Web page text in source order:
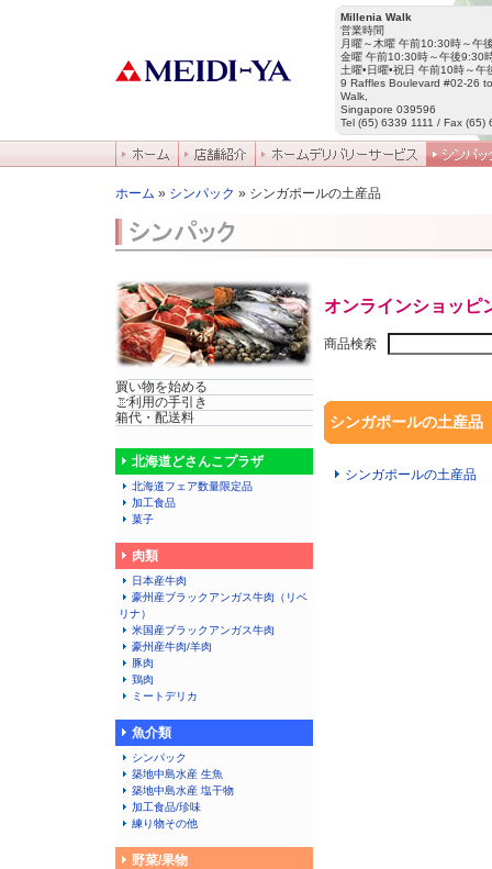
Millenia Walk
営業時間
月曜～木曜 午前10:30時～午
金曜 午前10:30時～午後9:30
土曜•日曜•祝日 午前10時～午
9 Raffles Boulevard #02-26
Walk,
Singapore 039596
Tel (65) 6339 1111 / Fax (65)
ホーム » シンパック » シンガポールの土産品
買い物を始める
ご利用の手引き
箱代・配送料
北海道どさんこプラザ
北海道フェア数量限定品
加工食品
菓子
肉類
日本産牛肉
豪州産ブラックアンガス牛肉（リベ
リナ）
米国産ブラックアンガス牛肉
豪州産牛肉/羊肉
豚肉
鶏肉
ミートデリカ
魚介類
シンパック
築地中島水産 生魚
築地中島水産 塩干物
加工食品/珍味
練り物その他
野菜/果物
オンラインショッピ
商品検索
シンガポールの土産品
シンガポールの土産品